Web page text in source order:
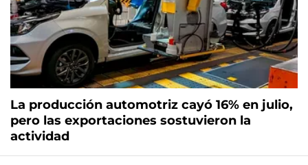
La producción automotriz cayó 16% en julio,
pero las exportaciones sostuvieron la
actividad